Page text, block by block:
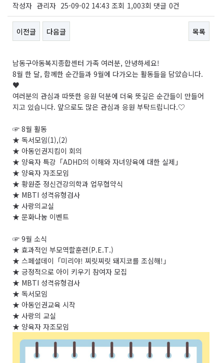
작성자 관리자 25-09-02 14:43 조회 1,003회 댓글 0건
이전글 다음글 목록
본문
남동구아동복지종합센터 가족 여러분, 안녕하세요!
8월 한 달, 함께한 순간들과 9월에 다가오는 활동들을 담았습니다.
♥
여러분의 관심과 따뜻한 응원 덕분에 더욱 뜻깊은 순간들이 만들어
지고 있습니다. 앞으로도 많은 관심과 응원 부탁드립니다.♡
☞ 8월 활동
★ 독서모임(1),(2)
★ 아동인권지킴이 회의
★ 양육자 특강「ADHD의 이해와 자녀양육에 대한 실제」
★ 양육자 자조모임
★ 황원준 정신건강의학과 업무협약식
★ MBTI 성격유형검사
★ 사랑의교실
★ 문화나눔 이벤트
☞ 9월 소식
★ 효과적인 부모역할훈련(P.E.T.)
★ 스페셜데이 「미리야! 찌릿찌릿 돼지코를 조심해!」
★ 긍정적으로 아이 키우기 참여자 모집
★ MBTI 성격유형검사
★ 독서모임
★ 아동인권교육 시작
★ 사랑의 교실
★ 양육자 자조모임